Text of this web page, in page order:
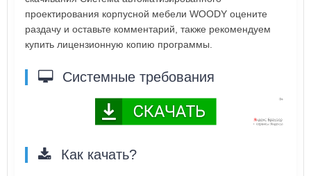
проектирования корпусной мебели WOODY оцените
раздачу и оставьте комментарий, также рекомендуем
купить лицензионную копию программы.
Системные требования
Как качать?